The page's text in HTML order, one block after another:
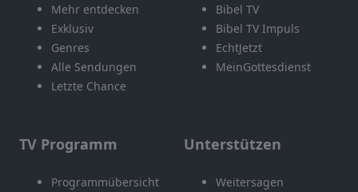
Mehr entdecken
Exklusiv
Genres
Alle Sendungen
Letzte Chance
Bibel TV
Bibel TV Impuls
EchtJetzt
MeinGottesdienst
TV Programm
Programmübersicht
Unterstützen
Weitersagen